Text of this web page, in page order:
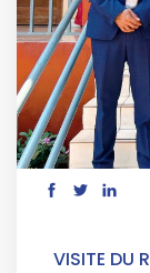
VISITE DU